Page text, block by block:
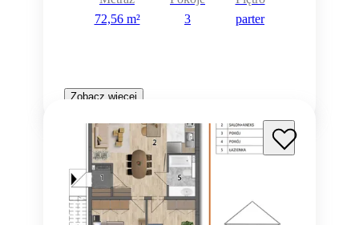
72,56 m²
3
parter
Zobacz więcej